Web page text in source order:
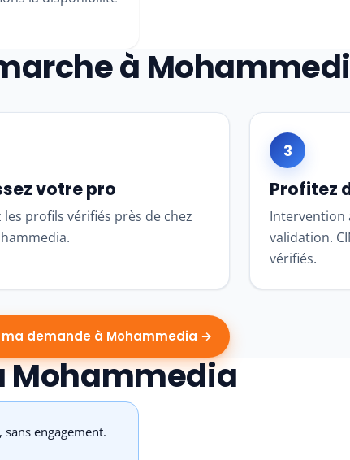
à
votre pro
les profils vérifiés près de chez
3
Profitez
Intervention
validation.
vérifiés.
ma demande à Mohammedia →
Mohammedia
engagement.